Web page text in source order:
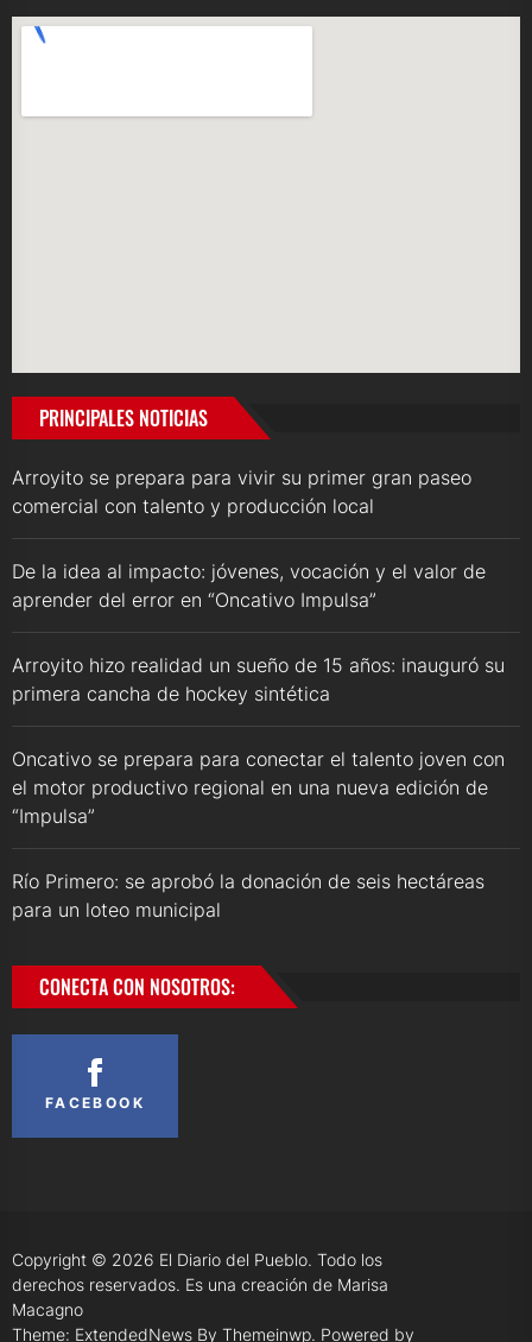
PRINCIPALES NOTICIAS
Arroyito se prepara para vivir su primer gran paseo
comercial con talento y producción local
De la idea al impacto: jóvenes, vocación y el valor de
aprender del error en “Oncativo Impulsa”
Arroyito hizo realidad un sueño de 15 años: inauguró su
primera cancha de hockey sintética
Oncativo se prepara para conectar el talento joven con
el motor productivo regional en una nueva edición de
“Impulsa”
Río Primero: se aprobó la donación de seis hectáreas
para un loteo municipal
CONECTA CON NOSOTROS:
FACEBOOK
Copyright © 2026 El Diario del Pueblo. Todo los
derechos reservados. Es una creación de Marisa
Macagno
Theme: ExtendedNews By Themeinwp. Powered by